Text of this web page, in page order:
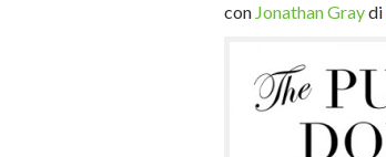
con Jonathan Graydi